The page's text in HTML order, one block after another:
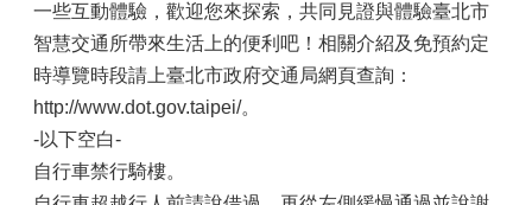
一些互動體驗，歡迎您來探索，共同見證與體驗臺北市
智慧交通所帶來生活上的便利吧！相關介紹及免預約定
時導覽時段請上臺北市政府交通局網頁查詢：
http://www.dot.gov.taipei/。
-以下空白-
自行車禁行騎樓。